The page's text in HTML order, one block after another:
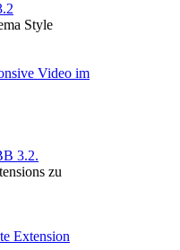
Style
Video im
3.2.
zu
Extension